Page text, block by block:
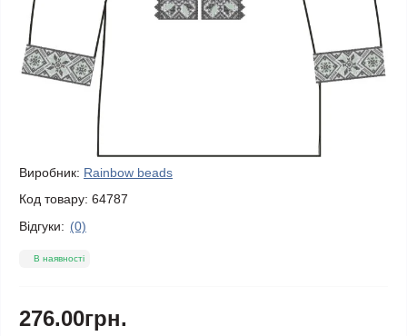
Виробник: Rainbow beads
Код товару: 64787
Відгуки: (0)
В наявності
276.00грн.